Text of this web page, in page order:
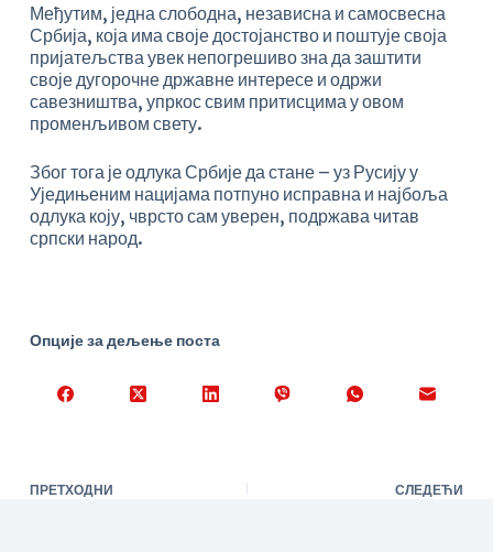
Међутим, једна слободна, независна и самосвесна
Србија, која има своје достојанство и поштује своја
пријатељства увек непогрешиво зна да заштити
своје дугорочне државне интересе и одржи
савезништва, упркос свим притисцима у овом
променљивом свету.
Због тога је одлука Србије да стане – уз Русију у
Уједињеним нацијама потпуно исправна и најбоља
одлука коју, чврсто сам уверен, подржава читав
српски народ.
Опције за дељење поста
ПРЕТХОДНИ СЛЕДЕЋИ